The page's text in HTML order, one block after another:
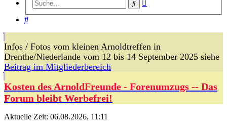
Suche
Suche
Infos / Fotos vom kleinen Arnoldtreffen in
Drenthe/Niederlande vom 12 bis 14 September 2025 siehe
Beitrag im Mitgliederbereich
Kosten des ArnoldFreunde - Forenumzugs -- Das
Forum bleibt Werbefrei!
Aktuelle Zeit: 06.08.2026, 11:11